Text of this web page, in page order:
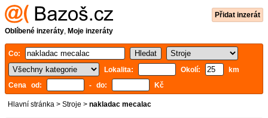
Přidat inzerát
Oblíbené inzeráty, Moje inzeráty
Co:
Lokalita:
Okolí:
km
Cena od:
- do: Kč
Hlavní stránka > Stroje > nakladac mecalac